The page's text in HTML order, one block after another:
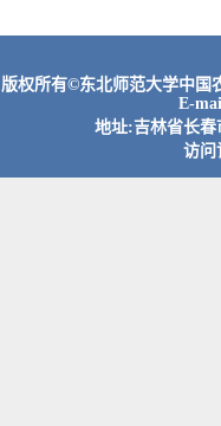
版权所有©东北师范大学中
E-
地址:吉林省长
访问